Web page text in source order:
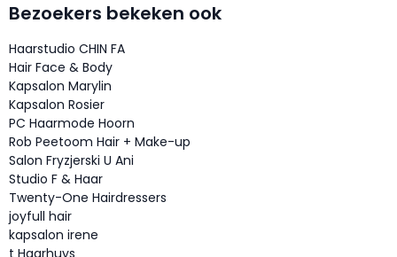
Bezoekers bekeken ook
Haarstudio CHIN FA
Hair Face & Body
Kapsalon Marylin
Kapsalon Rosier
PC Haarmode Hoorn
Rob Peetoom Hair + Make-up
Salon Fryzjerski U Ani
Studio F & Haar
Twenty-One Hairdressers
joyfull hair
kapsalon irene